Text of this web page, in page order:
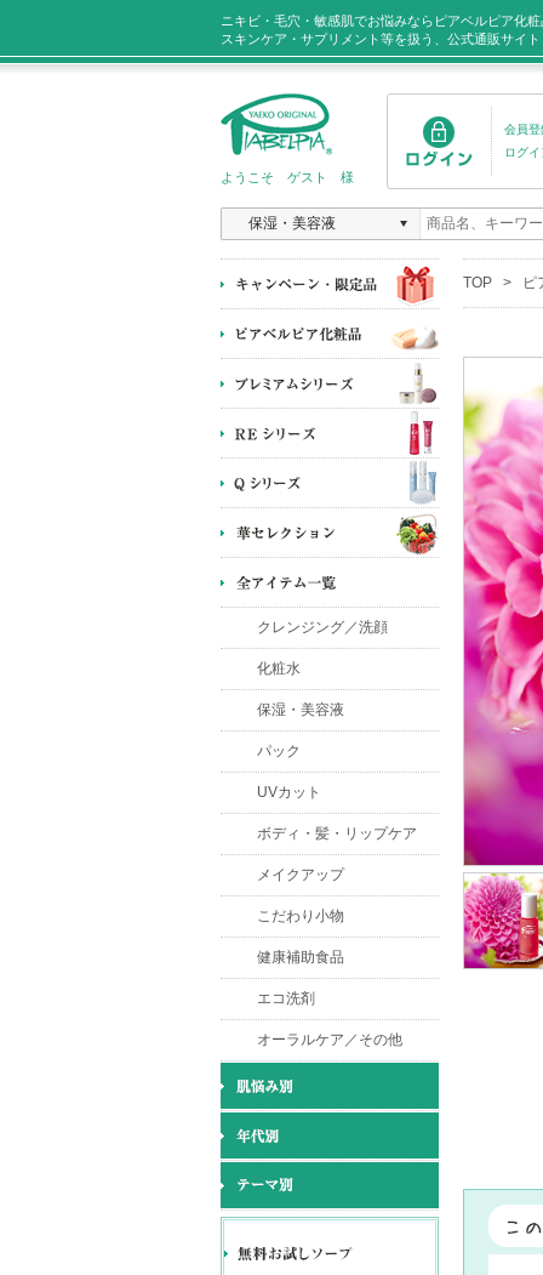
ニキビ・毛穴・敏感肌でお悩みならピアベルピア化粧
スキンケア・サプリメント等を扱う、公式通販サイト
ようこそ ゲスト 様
会員登
ログイ
保湿・美容液
クレンジング／洗顔
化粧水
保湿・美容液
パック
UVカット
ボディ・髪・リップケア
メイクアップ
こだわり小物
健康補助食品
エコ洗剤
オーラルケア／その他
TOP > ピ